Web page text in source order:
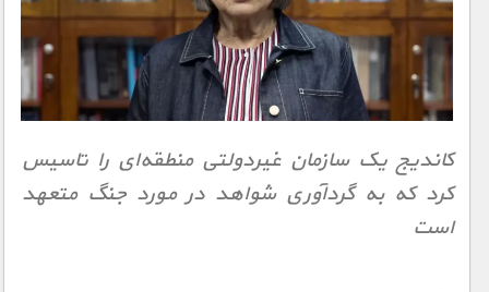
کاندیج یک سازمان غیردولتی منطقه‌ای را تاسیس
کرد که به گردآوری شواهد در مورد جنگ متعهد
است